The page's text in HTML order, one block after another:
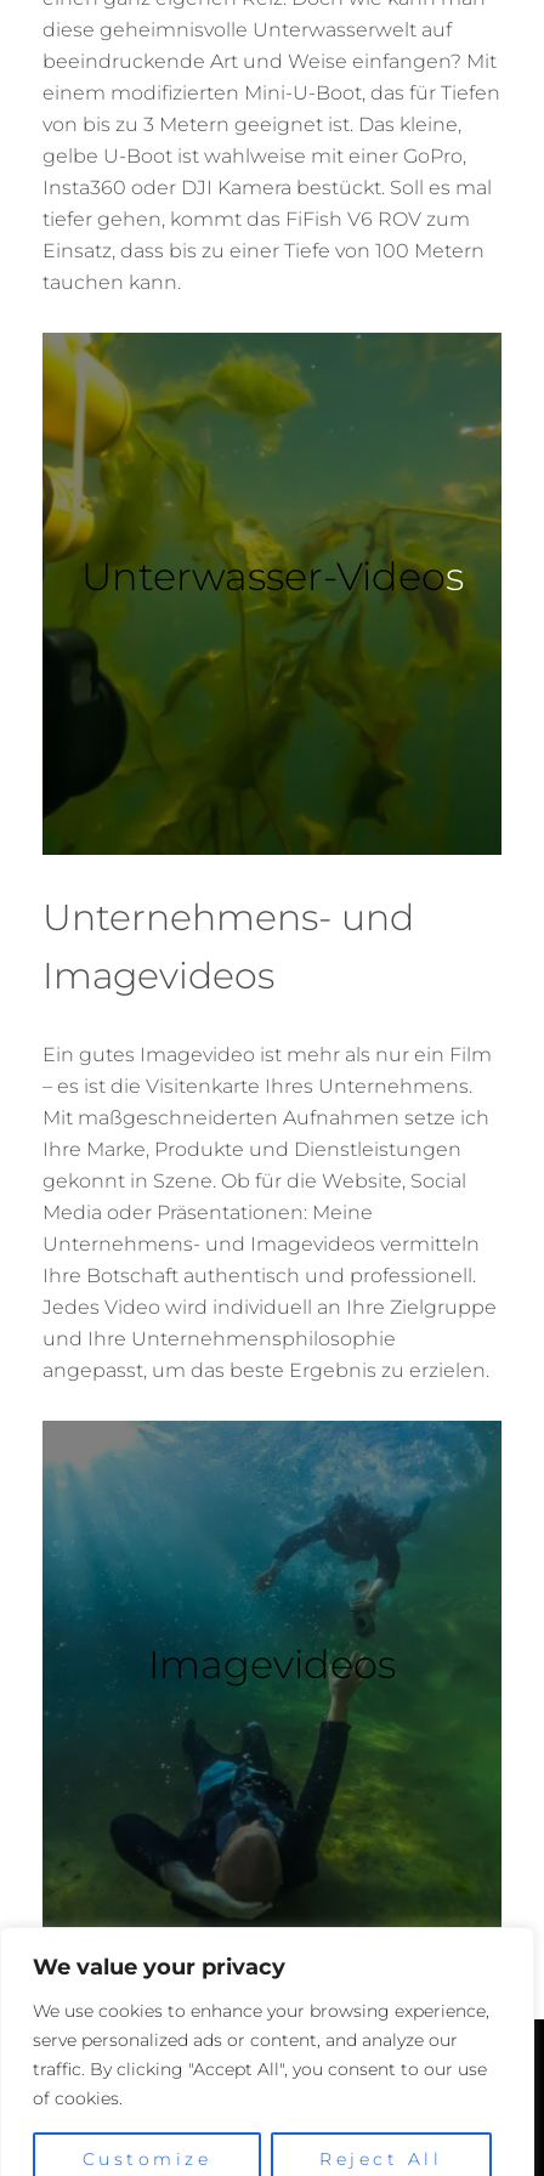
We value your privacy
We use cookies to enhance your browsing experience,
serve personalized ads or content, and analyze our
traffic. By clicking "Accept All", you consent to our use
of cookies.
Customize Reject All
diese geheimnisvolle Unterwasserwelt auf
beeindruckende Art und Weise einfangen? Mit
einem modifizierten Mini-U-Boot, das für Tiefen
von bis zu 3 Metern geeignet ist. Das kleine,
gelbe U-Boot ist wahlweise mit einer GoPro,
Insta360 oder DJI Kamera bestückt. Soll es mal
tiefer gehen, kommt das FiFish V6 ROV zum
Einsatz, dass bis zu einer Tiefe von 100 Metern
tauchen kann.
Unterwasser-Videos
Unternehmens- und
Imagevideos
Ein gutes Imagevideo ist mehr als nur ein Film
– es ist die Visitenkarte Ihres Unternehmens.
Mit maßgeschneiderten Aufnahmen setze ich
Ihre Marke, Produkte und Dienstleistungen
gekonnt in Szene. Ob für die Website, Social
Media oder Präsentationen: Meine
Unternehmens- und Imagevideos vermitteln
Ihre Botschaft authentisch und professionell.
Jedes Video wird individuell an Ihre Zielgruppe
und Ihre Unternehmensphilosophie
angepasst, um das beste Ergebnis zu erzielen.
Imagevideos
Instagram
DSGVOImpressum
COPYRIGHT © 2026 BLITZREICH.DE. ALL RIGHTS